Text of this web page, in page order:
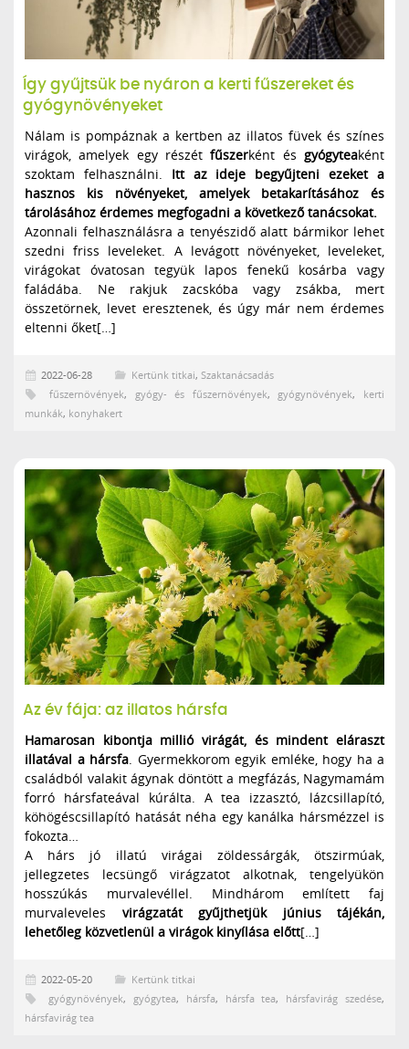
Így gyűjtsük be nyáron a kerti fűszereket és
gyógynövényeket
Nálam is pompáznak a kertben az illatos füvek és színes
virágok, amelyek egy részétfűszerként ésgyógyteaként
szoktam felhasználni. Itt az ideje begyűjteni ezeket a
hasznos kis növényeket, amelyek betakarításához és
tárolásához érdemes megfogadni a következő tanácsokat.
Azonnali felhasználásra a tenyészidő alatt bármikor lehet
szedni friss leveleket. A levágott növényeket, leveleket,
virágokat óvatosan tegyük lapos fenekű kosárba vagy
faládába. Ne rakjuk zacskóba vagy zsákba, mert
összetörnek, levet eresztenek, és úgy már nem érdemes
eltenni őket[…]
2022-06-28 Kertünk titkai, Szaktanácsadás
fűszernövények, gyógy- és fűszernövények, gyógynövények, kerti
munkák, konyhakert
Az év fája: az illatos hársfa
Hamarosan kibontja millió virágát, és mindent eláraszt
illatával a hársfa. Gyermekkorom egyik emléke, hogy ha a
családból valakit ágynak döntött a megfázás, Nagymamám
forró hársfateával kúrálta. A tea izzasztó, lázcsillapító,
köhögéscsillapító hatását néha egy kanálka hársmézzel is
fokozta…
A hárs jó illatú virágai zöldessárgák, ötszirmúak,
jellegzetes lecsüngő virágzatot alkotnak, tengelyükön
hosszúkás murvalevéllel. Mindhárom említett faj
murvaleveles virágzatát gyűjthetjük június tájékán,
lehetőleg közvetlenül a virágok kinyílása előtt[…]
2022-05-20
Kertünk titkai
gyógynövények, gyógytea, hársfa, hársfa tea, hársfavirág szedése,
hársfavirág tea